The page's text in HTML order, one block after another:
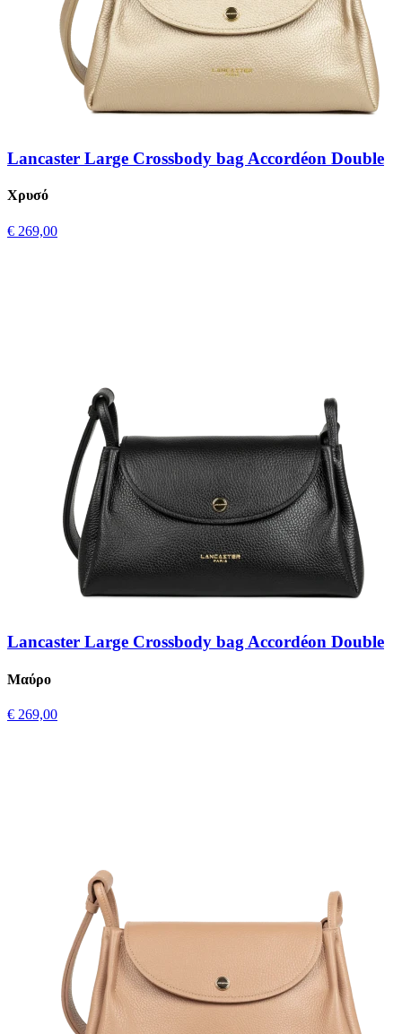
Lancaster Large Crossbody bag Accordéon Double
Χρυσό
€ 269,00
Lancaster Large Crossbody bag Accordéon Double
Μαύρο
€ 269,00